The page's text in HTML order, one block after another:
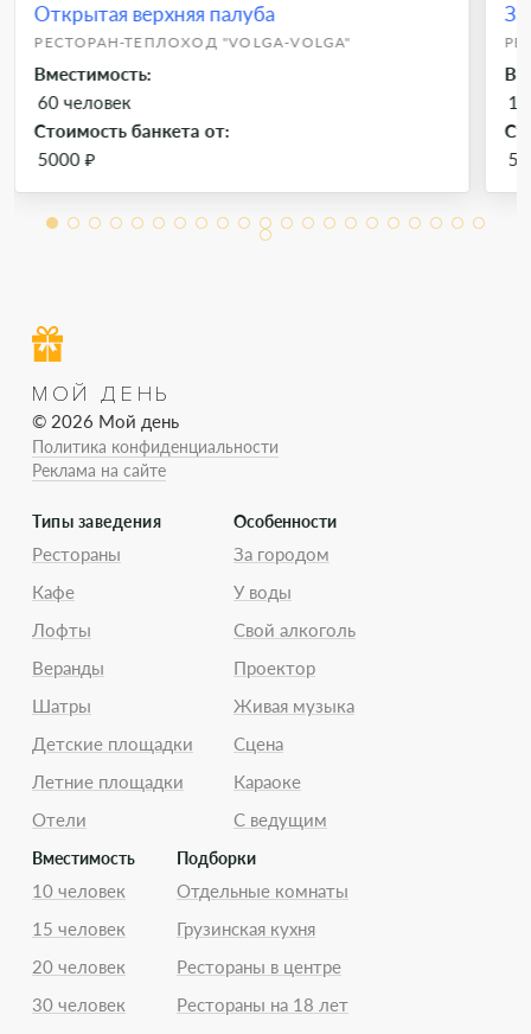
Открытая верхняя палуба
РЕСТОРАН-ТЕПЛОХОД "VOLGA-VOLGA"
Вместимость:
60 человек
Стоимость банкета от:
5000 ₽
МОЙ ДЕНЬ
© 2026 Мой день
Политика конфиденциальности
Реклама на сайте
Типы заведения
Рестораны
Кафе
Лофты
Веранды
Шатры
Детские площадки
Летние площадки
Отели
Особенности
За городом
У воды
Свой алкоголь
Проектор
Живая музыка
Сцена
Караоке
С ведущим
Вместимость
10 человек
15 человек
20 человек
30 человек
Подборки
Отдельные комнаты
Грузинская кухня
Рестораны в центре
Рестораны на 18 лет